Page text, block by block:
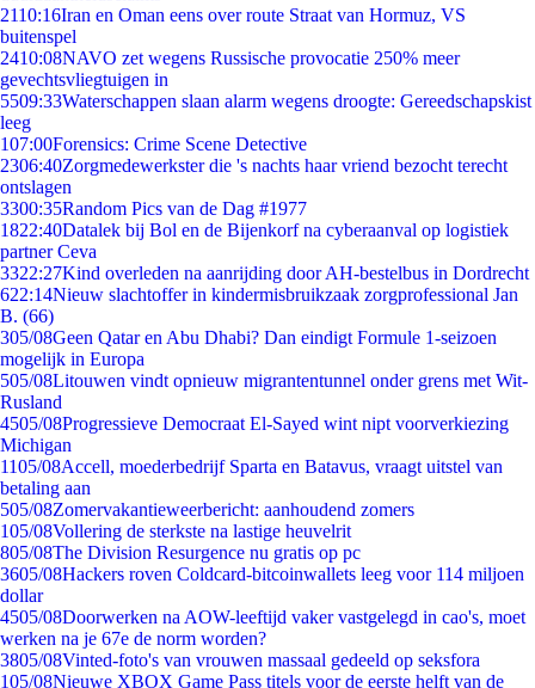
2110:16Iran en Oman eens over route Straat van Hormuz, VS
buitenspel
2410:08NAVO zet wegens Russische provocatie 250% meer
gevechtsvliegtuigen in
5509:33Waterschappen slaan alarm wegens droogte: Gereedschapskist
leeg
107:00Forensics: Crime Scene Detective
2306:40Zorgmedewerkster die 's nachts haar vriend bezocht terecht
ontslagen
3300:35Random Pics van de Dag #1977
1822:40Datalek bij Bol en de Bijenkorf na cyberaanval op logistiek
partner Ceva
3322:27Kind overleden na aanrijding door AH-bestelbus in Dordrecht
622:14Nieuw slachtoffer in kindermisbruikzaak zorgprofessional Jan
B. (66)
305/08Geen Qatar en Abu Dhabi? Dan eindigt Formule 1-seizoen
mogelijk in Europa
505/08Litouwen vindt opnieuw migrantentunnel onder grens met Wit-
Rusland
4505/08Progressieve Democraat El-Sayed wint nipt voorverkiezing
Michigan
1105/08Accell, moederbedrijf Sparta en Batavus, vraagt uitstel van
betaling aan
505/08Zomervakantieweerbericht: aanhoudend zomers
105/08Vollering de sterkste na lastige heuvelrit
805/08The Division Resurgence nu gratis op pc
3605/08Hackers roven Coldcard-bitcoinwallets leeg voor 114 miljoen
dollar
4505/08Doorwerken na AOW-leeftijd vaker vastgelegd in cao's, moet
werken na je 67e de norm worden?
3805/08Vinted-foto's van vrouwen massaal gedeeld op seksfora
105/08Nieuwe XBOX Game Pass titels voor de eerste helft van de